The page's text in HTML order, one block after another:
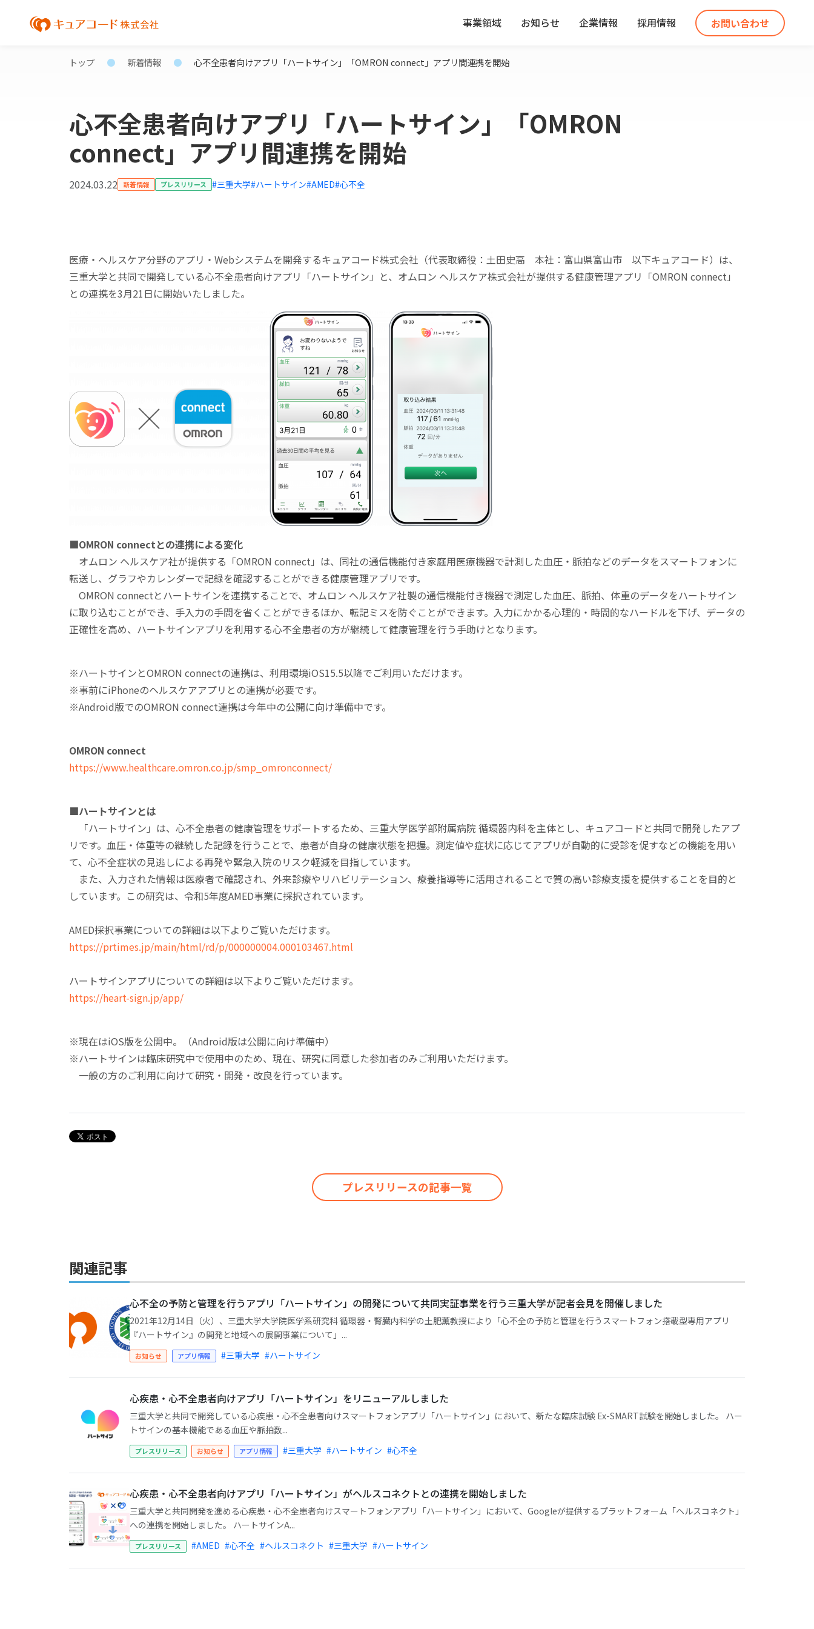
事業領域 お知らせ 企業情報 採用情報 お問い合わせ
トップ 新着情報 心不全患者向けアプリ「ハートサイン」「OMRON connect」アプリ間連携を開始
心不全患者向けアプリ「ハートサイン」「OMRON
connect」アプリ間連携を開始
2024.03.22 新着情報 プレスリリース #三重大学#ハートサイン#AMED#心不全
医療・ヘルスケア分野のアプリ・Webシステムを開発するキュアコード株式会社（代表取締役：土田史高 本社：富山県富山市 以下キュアコード）は、
三重大学と共同で開発している心不全患者向けアプリ「ハートサイン」と、オムロン ヘルスケア株式会社が提供する健康管理アプリ「OMRON connect」
との連携を3月21日に開始いたしました。
■OMRON connectとの連携による変化
オムロン ヘルスケア社が提供する「OMRON connect」は、同社の通信機能付き家庭用医療機器で計測した血圧・脈拍などのデータをスマートフォンに
転送し、グラフやカレンダーで記録を確認することができる健康管理アプリです。
OMRON connectとハートサインを連携することで、オムロン ヘルスケア社製の通信機能付き機器で測定した血圧、脈拍、体重のデータをハートサイン
に取り込むことができ、手入力の手間を省くことができるほか、転記ミスを防ぐことができます。入力にかかる心理的・時間的なハードルを下げ、データの
正確性を高め、ハートサインアプリを利用する心不全患者の方が継続して健康管理を行う手助けとなります。
※ハートサインとOMRON connectの連携は、利用環境iOS15.5以降でご利用いただけます。
※事前にiPhoneのヘルスケアアプリとの連携が必要です。
※Android版でのOMRON connect連携は今年中の公開に向け準備中です。
OMRON connect
https://www.healthcare.omron.co.jp/smp_omronconnect/
■ハートサインとは
「ハートサイン」は、心不全患者の健康管理をサポートするため、三重大学医学部附属病院 循環器内科を主体とし、キュアコードと共同で開発したアプ
リです。血圧・体重等の継続した記録を行うことで、患者が自身の健康状態を把握。測定値や症状に応じてアプリが自動的に受診を促すなどの機能を用い
て、心不全症状の見逃しによる再発や緊急入院のリスク軽減を目指しています。
また、入力された情報は医療者で確認され、外来診療やリハビリテーション、療養指導等に活用されることで質の高い診療支援を提供することを目的と
しています。この研究は、令和5年度AMED事業に採択されています。
AMED採択事業についての詳細は以下よりご覧いただけます。
https://prtimes.jp/main/html/rd/p/000000004.000103467.html
ハートサインアプリについての詳細は以下よりご覧いただけます。
https://heart-sign.jp/app/
※現在はiOS版を公開中。（Android版は公開に向け準備中）
※ハートサインは臨床研究中で使用中のため、現在、研究に同意した参加者のみご利用いただけます。
一般の方のご利用に向けて研究・開発・改良を行っています。
プレスリリースの記事一覧
関連記事
心不全の予防と管理を行うアプリ「ハートサイン」の開発について共同実証事業を行う三重大学が記者会見を開催しました
2021年12月14日（火）、三重大学大学院医学系研究科 循環器・腎臓内科学の土肥薫教授により「心不全の予防と管理を行うスマートフォン搭載型専用アプリ
『ハートサイン』の開発と地域への展開事業について」...
お知らせ アプリ情報 #三重大学 #ハートサイン
心疾患・心不全患者向けアプリ「ハートサイン」をリニューアルしました
三重大学と共同で開発している心疾患・心不全患者向けスマートフォンアプリ「ハートサイン」において、新たな臨床試験 Ex-SMART試験を開始しました。 ハー
トサインの基本機能である血圧や脈拍数...
プレスリリース お知らせ アプリ情報 #三重大学 #ハートサイン #心不全
心疾患・心不全患者向けアプリ「ハートサイン」がヘルスコネクトとの連携を開始しました
三重大学と共同開発を進める心疾患・心不全患者向けスマートフォンアプリ「ハートサイン」において、Googleが提供するプラットフォーム「ヘルスコネクト」
への連携を開始しました。 ハートサインA...
プレスリリース #AMED #心不全 #ヘルスコネクト #三重大学 #ハートサイン